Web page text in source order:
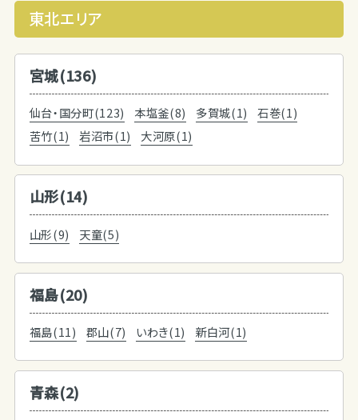
東北エリア
宮城(136)
仙台・国分町(123) 本塩釜(8) 多賀城(1)
石巻(1)
苦竹(1)
岩沼市(1) 大河原(1)
山形(14)
山形(9) 天童(5)
福島(20)
福島(11) 郡山(7) いわき(1) 新白河(1)
青森(2)